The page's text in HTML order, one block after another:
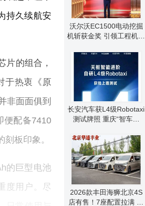
持久续航安
片的组合，
于热衷《原
非面面俱到
便配备7410
板印象。
的巨型电池
度用户。尽
沃尔沃EC1500电动挖掘
机斩获金奖 引领工程机械
长安汽车获L4级Robotaxi
测试牌照 重庆“智车之
2026款丰田海狮北京4S
店有售！7座配置拉满 科